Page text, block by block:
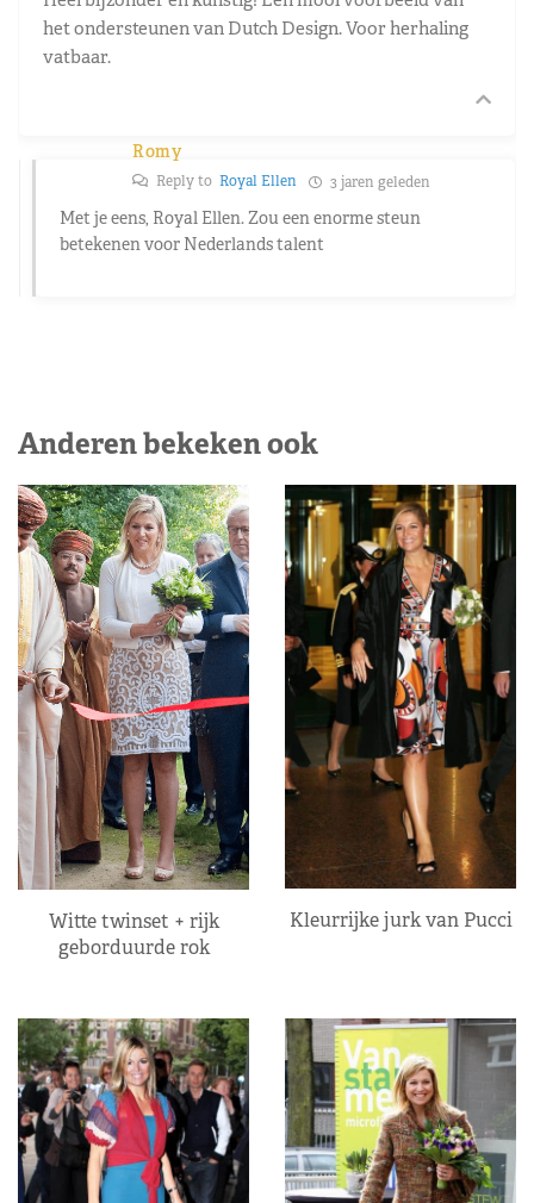
het ondersteunen van Dutch Design. Voor herhaling
vatbaar.
Romy
Reply to Royal Ellen 3 jaren geleden
Met je eens, Royal Ellen. Zou een enorme steun
betekenen voor Nederlands talent
Anderen bekeken ook
Witte twinset + rijk
geborduurde rok
Kleurrijke jurk van Pucci